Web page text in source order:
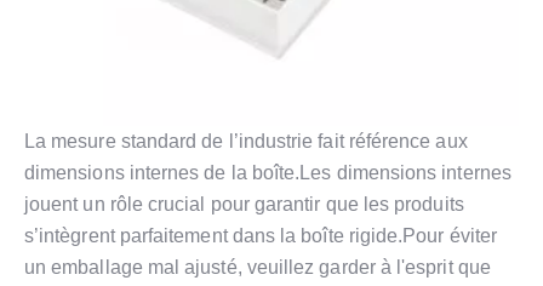
La mesure standard de l’industrie fait référence aux
dimensions internes de la boîte.Les dimensions internes
jouent un rôle crucial pour garantir que les produits
s’intègrent parfaitement dans la boîte rigide.Pour éviter
un emballage mal ajusté, veuillez garder à l'esprit que